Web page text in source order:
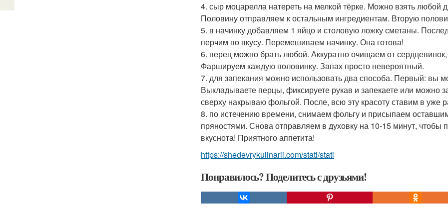
4. сыр моцарелла натереть на мелкой тёрке. Можно взять любой
Половину отправляем к остальным ингредиентам. Вторую
5. в начинку добавляем 1 яйцо и столовую ложку сметаны.
перчим по вкусу. Перемешиваем начинку. Она готова!
6. перец можно брать любой. Аккуратно очищаем от
Фаршируем каждую половинку. Запах просто невероятный.
7. для запекания можно использовать два способа. Первый: вы
Выкладываете перцы, фиксируете рукав и запекаете или можно
сверху накрываю фольгой. После, всю эту красоту ставим в уже
8. по истечению времени, снимаем фольгу и присыпаем
пряностями. Снова отправляем в духовку на 10-15 минут, чтобы
вкуснота! Приятного аппетита!
https://shedevrykulinarii.com/stati/stati
Понравилось? Поделитесь с друзьями!